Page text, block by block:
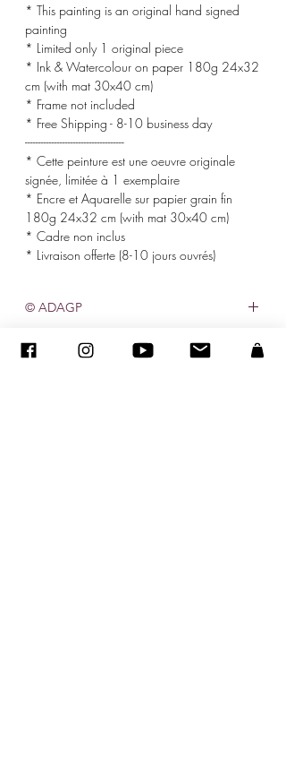
* This painting is an original hand signed
painting
* Limited only 1 original piece
* Ink & Watercolour on paper 180g 24x32
cm (with mat 30x40 cm)
* Frame not included
* Free Shipping - 8-10 business day
-------------------------------------
* Cette peinture est une oeuvre originale
signée, limitée à 1 exemplaire
* Encre et Aquarelle sur papier grain fin
180g 24x32 cm (with mat 30x40 cm)
* Cadre non inclus
* Livraison offerte (8-10 jours ouvrés)
© ADAGP